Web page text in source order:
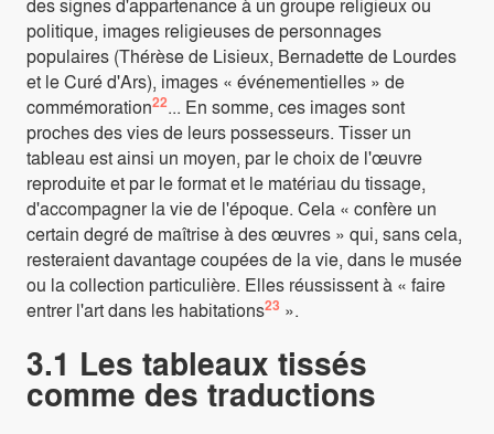
politique, images religieuses de personnages
populaires (Thérèse de Lisieux, Bernadette de Lourdes
et le Curé d'Ars), images « événementielles » de
commémoration22... En somme, ces images sont
proches des vies de leurs possesseurs. Tisser un
tableau est ainsi un moyen, par le choix de l'œuvre
reproduite et par le format et le matériau du tissage,
d'accompagner la vie de l'époque. Cela « confère un
certain degré de maîtrise à des œuvres » qui, sans cela,
resteraient davantage coupées de la vie, dans le musée
ou la collection particulière. Elles réussissent à « faire
entrer l'art dans les habitations23 ».
3.1 Les tableaux tissés
comme des traductions